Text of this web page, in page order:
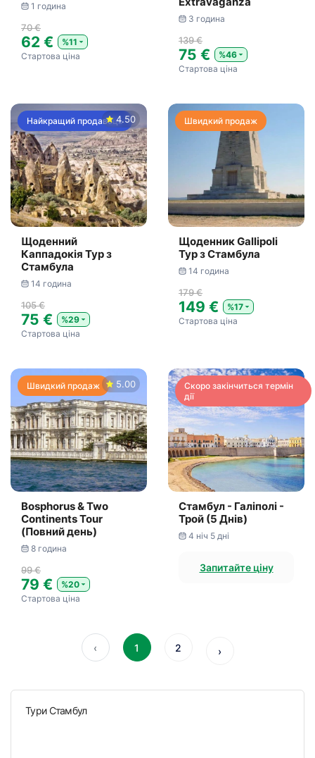
1 година
70 €
62 €
%11
Стартова ціна
3 година
139 €
75 €
%46
Стартова ціна
Найкращий продавець4.50
Щоденний
Каппадокія Тур з
Стамбула
14 година
105 €
75 €
%29
Стартова ціна
Швидкий продаж
Щоденник Gallipoli
Тур з Стамбула
14 година
179 €
149 €
%17
Стартова ціна
Швидкий продаж 5.00
Bosphorus & Two
Continents Tour
(Повний день)
8 година
99 €
79 €
%20
Стартова ціна
Скоро закінчиться термін
дії
Стамбул - Галіполі -
Трой (5 Днів)
4 ніч 5 дні
Запитайте ціну
‹ 1 2 ›
Тури Стамбул